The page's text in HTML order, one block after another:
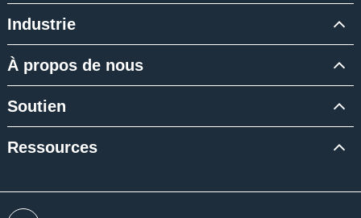
Industrie
À propos de nous
Soutien
Ressources